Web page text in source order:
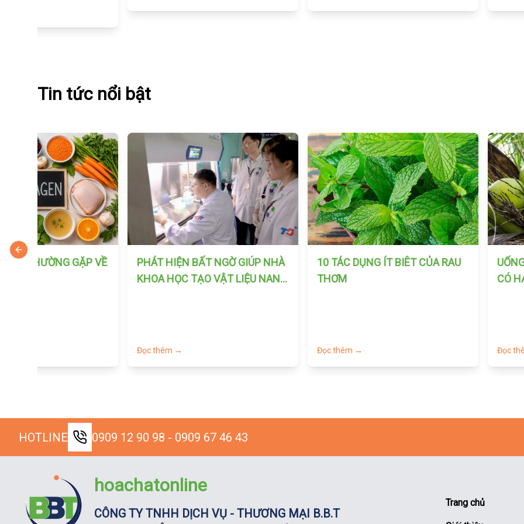
Tin tức nổi bật
THƯỜNG GẶP VỀ
PHÁT HIỆN BẤT NGỜ GIÚP NHÀ
KHOA HỌC TẠO VẬT LIỆU NANO
Đọc thêm →
10 TÁC DỤNG ÍT BIÊT CỦA RAU
THƠM
Đọc thêm →
CÓ
Đọc
Previous slide
HOTLINE 0909 12 90 98 - 0909 67 46 43
hoachatonline
CÔNG TY TNHH DỊCH VỤ - THƯƠNG MẠI B.B.T
Trang chủ